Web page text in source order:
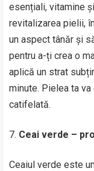
esențiali, vitamine
revitalizarea pielii,
un aspect tânăr și
pentru a-ți crea o
aplică un strat
minute. Pielea ta
catifelată.
Ceai verde –
Ceaiul verde este